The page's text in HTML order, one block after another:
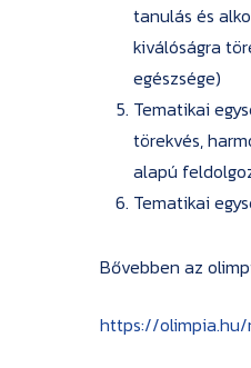
tanulás és
kiválóságra
egészsége)
Tematikai
törekvés,
alapú
Tematikai
Bővebben az
https://